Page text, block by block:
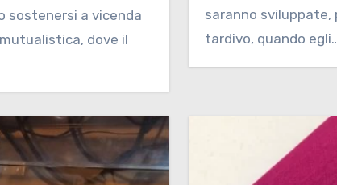
sostenersi a vicenda
dove il
saranno
tardivo, quando